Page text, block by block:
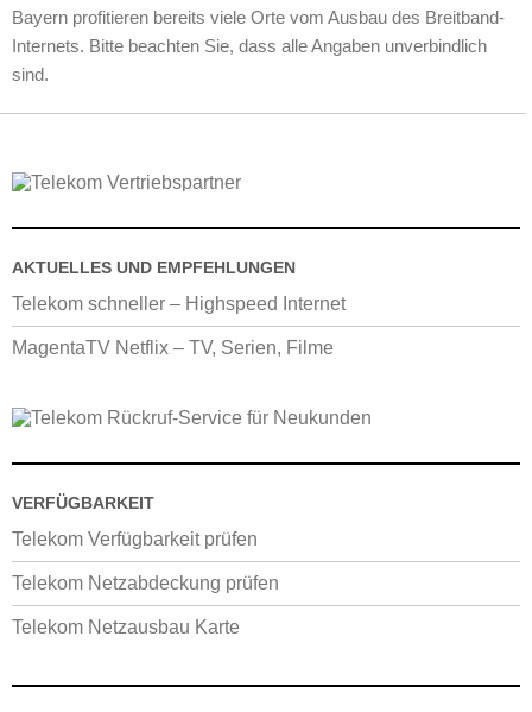
Bayern profitieren bereits viele Orte vom Ausbau des Breitband-
Internets. Bitte beachten Sie, dass alle Angaben unverbindlich
sind.
AKTUELLES UND EMPFEHLUNGEN
Telekom schneller – Highspeed Internet
MagentaTV Netflix – TV, Serien, Filme
VERFÜGBARKEIT
Telekom Verfügbarkeit prüfen
Telekom Netzabdeckung prüfen
Telekom Netzausbau Karte